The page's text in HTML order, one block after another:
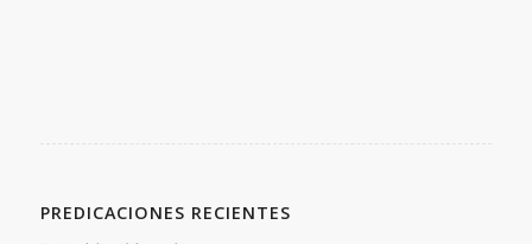
PREDICACIONES RECIENTES